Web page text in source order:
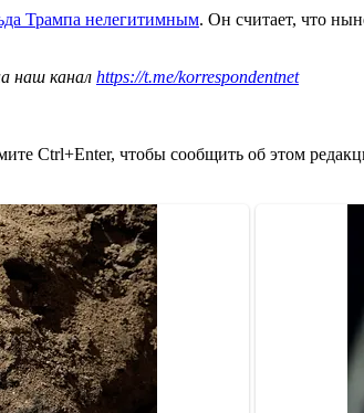
Трампа нелегитимным. Он считает, что
наш канал https://t.me/korrespondentnet
Ctrl+Enter, чтобы сообщить об этом